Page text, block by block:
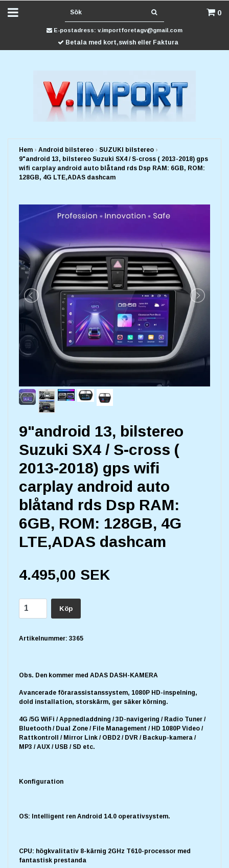
0
E-postadress: v.importforetagv@gmail.com
Betala med kort,swish eller Faktura
Hem › Android bilstereo › SUZUKI bilstereo ›
9"android 13, bilstereo Suzuki SX4 / S-cross ( 2013-2018) gps
wifi carplay android auto blåtand rds Dsp RAM: 6GB, ROM:
128GB, 4G LTE,ADAS dashcam
9"android 13, bilstereo
Suzuki SX4 / S-cross (
2013-2018) gps wifi
carplay android auto
blåtand rds Dsp RAM:
6GB, ROM: 128GB, 4G
LTE,ADAS dashcam
4.495,00 SEK
Köp
Artikelnummer: 3365
Obs. Den kommer med ADAS DASH-KAMERA
Avancerade förarassistanssystem, 1080P HD-inspelning,
dold installation, storskärm, ger säker körning.
4G /5G WiFi / Appnedladdning / 3D-navigering / Radio Tuner /
Bluetooth / Dual Zone / File Management / HD 1080P Video /
Rattkontroll / Mirror Link / OBD2 / DVR / Backup-kamera /
MP3 / AUX / USB / SD etc.
Konfiguration
OS: Intelligent ren Android 14.0 operativsystem.
CPU: högkvalitativ 8-kärnig 2GHz T610-processor med
fantastisk prestanda